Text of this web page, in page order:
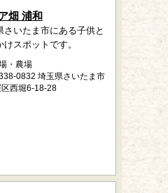
畑 浦和
さいたま市にある子供と
けスポットです。
・農場
0832 埼玉県さいたま市
区西堀6-18-28